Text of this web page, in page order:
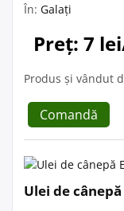
În: Galați
Preț: 7
Produs și vândut
Comandă
Ulei de